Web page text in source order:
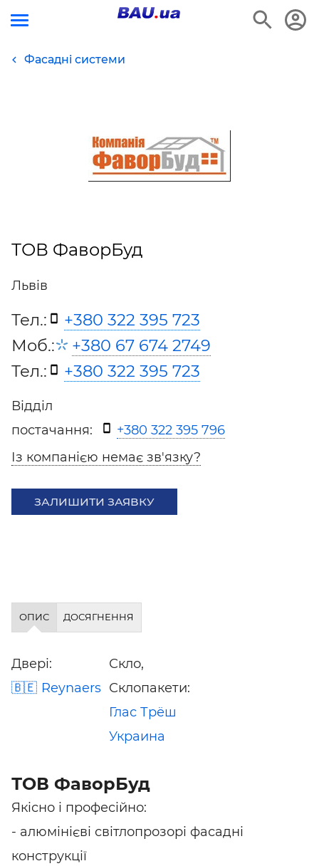
Фасадні системи
ТОВ ФаворБуд
Львів
Тел.:
+380 322 395 723
Моб.:
+380 67 674 2749
Тел.:
+380 322 395 723
Відділ
постачання:
+380 322 395 796
Із компанією немає зв'язку?
ЗАЛИШИТИ ЗАЯВКУ
ОПИС ДОСЯГНЕННЯ
Двері:
Reynaers
Скло,
Склопакети:
Глас Трёш
Украина
ТОВ ФаворБуд
Якісно і професійно:
- алюмінієві світлопрозорі фасадні
конструкції